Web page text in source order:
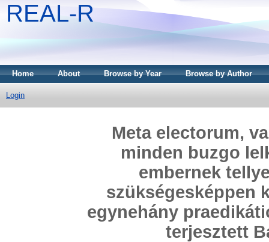
REAL-R
Home About Browse by Year Browse by Author
Login
Meta electorum,
minden buzgo
embernek
szükségesképpen
egynehány
terjesztett